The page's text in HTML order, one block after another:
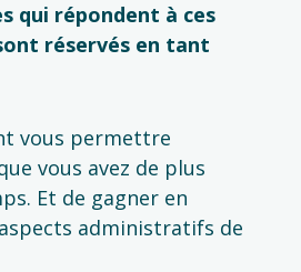
qui répondent à ces
réservés en tant
vous permettre
vous avez de plus
Et de gagner en
administratifs de